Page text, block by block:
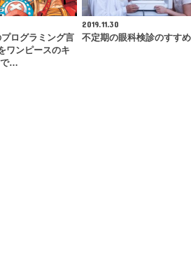
ログラミング言
ワンピースのキ
で…
2019.11.30
不定期の眼科検診のすすめ